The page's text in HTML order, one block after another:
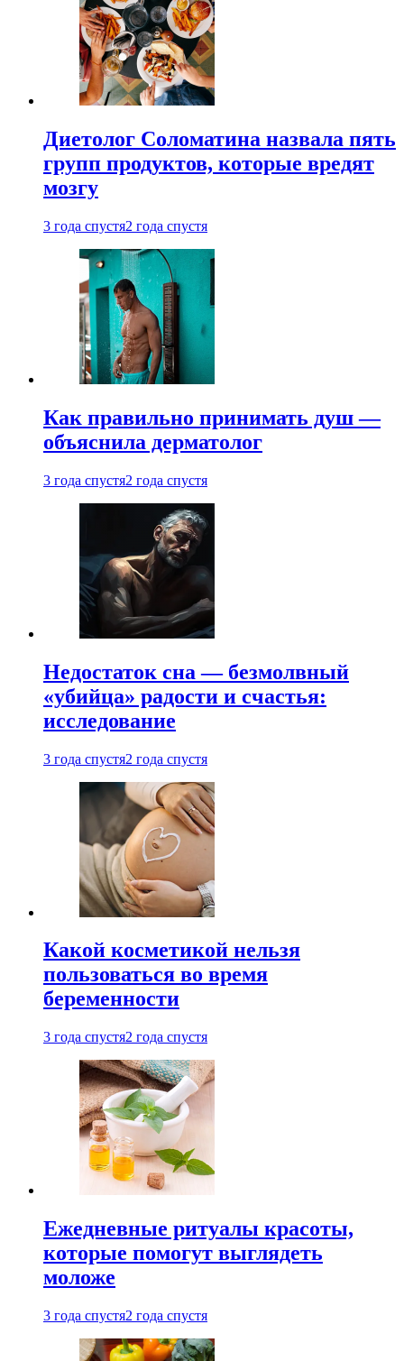
Диетолог Соломатина назвала пять
групп продуктов, которые вредят
мозгу
3 года спустя2 года спустя
Как правильно принимать душ —
объяснила дерматолог
3 года спустя2 года спустя
Недостаток сна — безмолвный
«убийца» радости и счастья:
исследование
3 года спустя2 года спустя
Какой косметикой нельзя
пользоваться во время
беременности
3 года спустя2 года спустя
Ежедневные ритуалы красоты,
которые помогут выглядеть
моложе
3 года спустя2 года спустя